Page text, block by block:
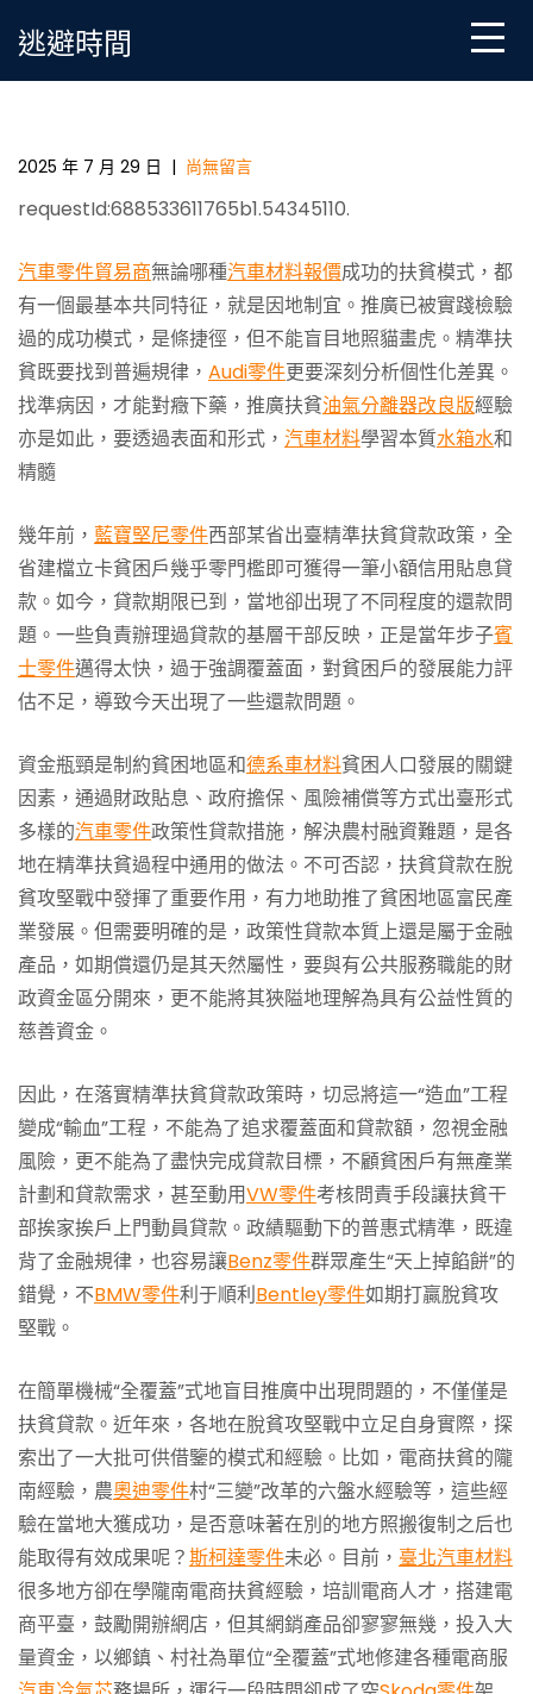
逃避時間
推廣扶貧經驗切OSDER奧斯德臺北汽車忌生搬硬套_中
2025 年 7 月 29 日 | 尚無留言
requestId:688533611765b1.54345110.
汽車零件貿易商無論哪種汽車材料報價成功的扶貧模式，都
有一個最基本共同特征，就是因地制宜。推廣已被實踐檢驗
過的成功模式，是條捷徑，但不能盲目地照貓畫虎。精準扶
貧既要找到普遍規律， Audi零件更要深刻分析個性化差異。
找準病因，才能對癥下藥，推廣扶貧油氣分離器改良版經驗
亦是如此，要透過表面和形式， 汽車材料學習本質水箱水和
精髓
幾年前， 藍寶堅尼零件西部某省出臺精準扶貧貸款政策，全
省建檔立卡貧困戶幾乎零門檻即可獲得一筆小額信用貼息貸
款。如今，貸款期限已到，當地卻出現了不同程度的還款問
題。一些負責辦理過貸款的基層干部反映，正是當年步子賓
士零件邁得太快，過于強調覆蓋面，對貧困戶的發展能力評
估不足，導致今天出現了一些還款問題。
資金瓶頸是制約貧困地區和德系車材料貧困人口發展的關鍵
因素，通過財政貼息、政府擔保、風險補償等方式出臺形式
多樣的汽車零件政策性貸款措施，解決農村融資難題，是各
地在精準扶貧過程中通用的做法。不可否認，扶貧貸款在脫
貧攻堅戰中發揮了重要作用，有力地助推了貧困地區富民產
業發展。但需要明確的是，政策性貸款本質上還是屬于金融
產品，如期償還仍是其天然屬性，要與有公共服務職能的財
政資金區分開來，更不能將其狹隘地理解為具有公益性質的
慈善資金。
因此，在落實精準扶貧貸款政策時，切忌將這一“造血”工程
變成“輸血”工程，不能為了追求覆蓋面和貸款額，忽視金融
風險，更不能為了盡快完成貸款目標，不顧貧困戶有無產業
計劃和貸款需求，甚至動用VW零件考核問責手段讓扶貧干
部挨家挨戶上門動員貸款。政績驅動下的普惠式精準，既違
背了金融規律，也容易讓Benz零件群眾產生“天上掉餡餅”的
錯覺，不BMW零件利于順利Bentley零件如期打贏脫貧攻
堅戰。
在簡單機械“全覆蓋”式地盲目推廣中出現問題的，不僅僅是
扶貧貸款。近年來，各地在脫貧攻堅戰中立足自身實際，探
索出了一大批可供借鑒的模式和經驗。比如，電商扶貧的隴
南經驗，農奧迪零件村“三變”改革的六盤水經驗等，這些經
驗在當地大獲成功，是否意味著在別的地方照搬復制之后也
能取得有效成果呢？斯柯達零件未必。目前， 臺北汽車材料
很多地方卻在學隴南電商扶貧經驗，培訓電商人才，搭建電
商平臺，鼓勵開辦網店，但其網銷產品卻寥寥無幾，投入大
量資金，以鄉鎮、村社為單位“全覆蓋”式地修建各種電商服